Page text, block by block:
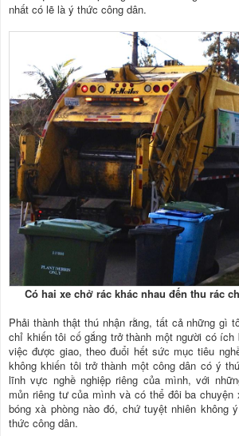
nhất có lẽ là ý thức công dân.
Có hai xe chở rác khác nhau đến thu rác
Phải thành thật thú nhận rằng, tất cả những gì
chỉ khiến tôi cố gắng trở thành một người có ích
việc được giao, theo đuổi hết sức mục tiêu
không khiến tôi trở thành một công dân có ý
lĩnh vực nghề nghiệp riêng của mình, với
mủn riêng tư của mình và có thể đôi ba chuyện
bóng xà phòng nào đó, chứ tuyệt nhiên không
thức công dân.